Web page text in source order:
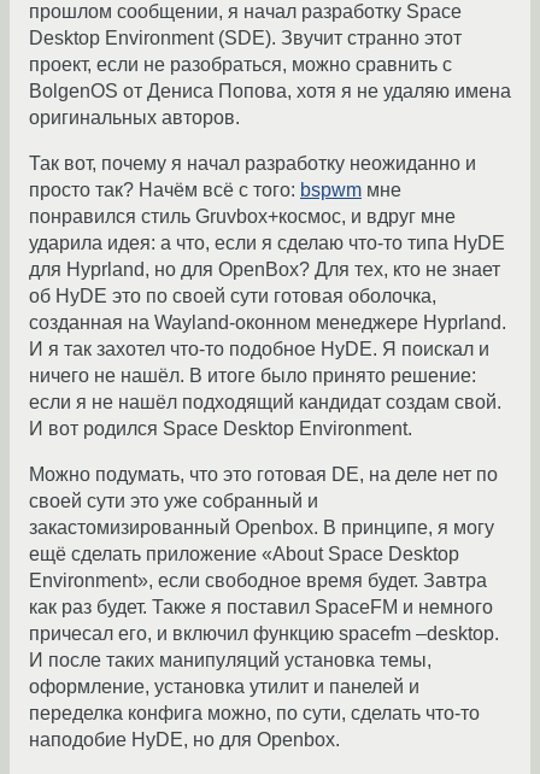
прошлом сообщении, я начал разработку Space
Desktop Environment (SDE). Звучит странно этот
проект, если не разобраться, можно сравнить с
BolgenOS от Дениса Попова, хотя я не удаляю имена
оригинальных авторов.
Так вот, почему я начал разработку неожиданно и
просто так? Начём всё с того: bspwm мне
понравился стиль Gruvbox+космос, и вдруг мне
ударила идея: а что, если я сделаю что-то типа HyDE
для Hyprland, но для OpenBox? Для тех, кто не знает
об HyDE это по своей сути готовая оболочка,
созданная на Wayland-оконном менеджере Hyprland.
И я так захотел что-то подобное HyDE. Я поискал и
ничего не нашёл. В итоге было принято решение:
если я не нашёл подходящий кандидат создам свой.
И вот родился Space Desktop Environment.
Можно подумать, что это готовая DE, на деле нет по
своей сути это уже собранный и
закастомизированный Openbox. В принципе, я могу
ещё сделать приложение «About Space Desktop
Environment», если свободное время будет. Завтра
как раз будет. Также я поставил SpaceFM и немного
причесал его, и включил функцию spacefm –desktop.
И после таких манипуляций установка темы,
оформление, установка утилит и панелей и
переделка конфига можно, по сути, сделать что-то
наподобие HyDE, но для Openbox.